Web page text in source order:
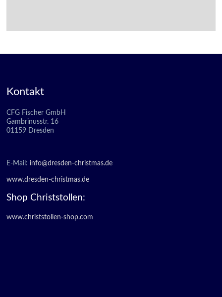
Kontakt
CFG Fischer GmbH
Gambrinusstr. 16
01159 Dresden
E-Mail: info@dresden-christmas.de
www.dresden-christmas.de
Shop Christstollen:
www.christstollen-shop.com